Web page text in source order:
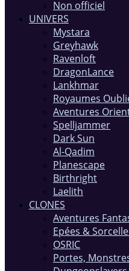
Non officiel
UNIVERS
Mystara
Greyhawk
Ravenloft
DragonLance
Lankhmar
Royaumes
Aventures
Spelljammer
Dark Sun
Al-Qadim
Planescape
Birthright
Laelith
CLONES
Aventures
Epées &
OSRIC
Portes,